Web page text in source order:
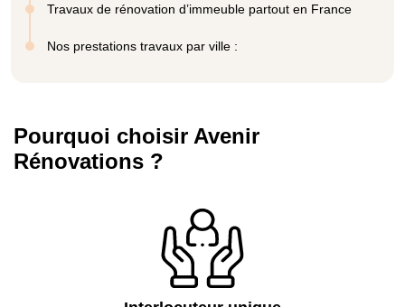
Travaux de rénovation d’immeuble partout en France
Nos prestations travaux par ville :
Pourquoi choisir Avenir
Rénovations ?